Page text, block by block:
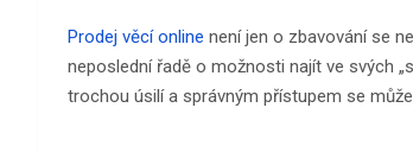
Prodej věcí online není jen o zbavování se
neposlední řadě o možnosti najít ve svých
trochou úsilí a správným přístupem se